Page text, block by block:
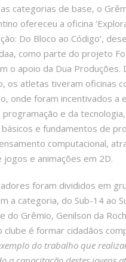
categorias de base, o
ofereceu a oficina
Do Bloco ao Código’,
como parte do projeto
o apoio da Dua Produções.
os atletas tiveram oficinas
onde foram incentivados a
programação e da
e fundamentos de
computacional,
jogos e animações em 2D.
foram divididos em
a categoria, do Sub-14 ao
do Grêmio, Genilson da
clube é formar cidadãos
do trabalho que